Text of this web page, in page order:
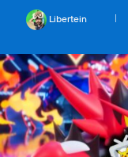
Libertein